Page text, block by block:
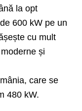
la opt
600 kW pe un
cu mult
și
care se
480 kW.